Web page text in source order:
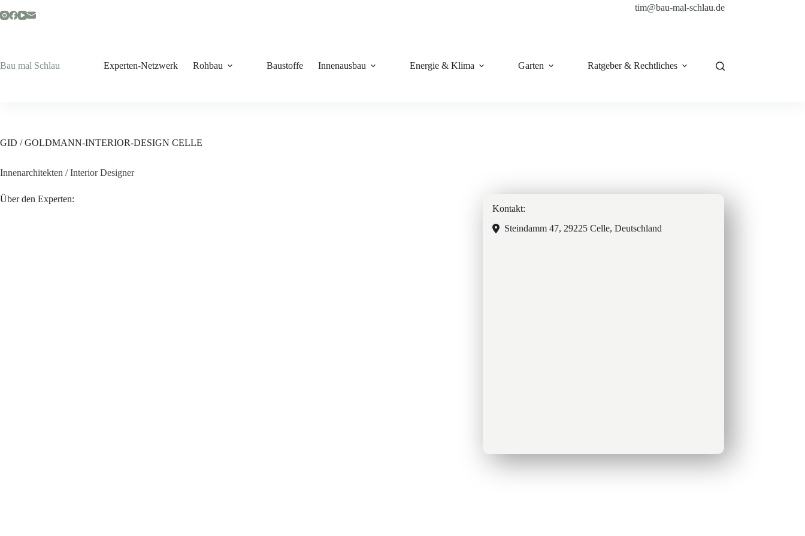
Inhalt
tim@bau-mal-schlau.de
Bau mal Schlau Experten-Netzwerk Rohbau Baustoffe Innenausbau Energie & Klima Garten Ratgeber & Rechtliches Shop
GID / GOLDMANN-INTERIOR-DESIGN CELLE
Innenarchitekten / Interior Designer
Über den Experten:
Kontakt:
Steindamm 47, 29225 Celle, Deutschland